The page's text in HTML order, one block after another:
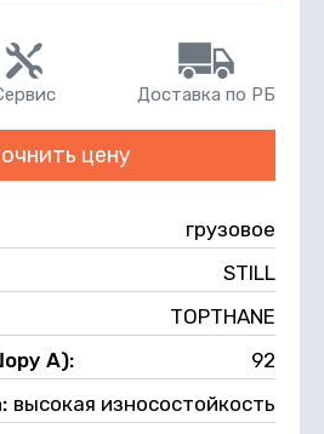
Доставка по РБ
цену
грузовое
STILL
TOPTHANE
А):
92
высокая износостойкость